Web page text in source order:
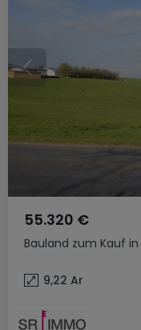
Bauland zum Kauf in
55.320 €
9,22 Ar